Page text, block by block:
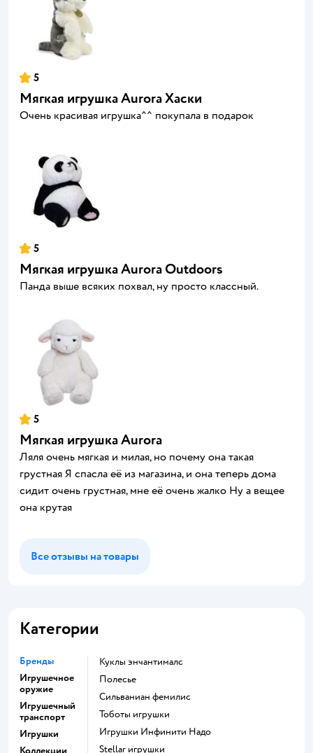
5
Мягкая игрушка Aurora Хаски
Очень красивая игрушка^^ покупала в подарок
5
Мягкая игрушка Aurora Outdoors
Панда выше всяких похвал, ну просто классный.
5
Мягкая игрушка Aurora
Ляля очень мягкая и милая, но почему она такая
грустная Я спасла её из магазина, и она теперь дома
сидит очень грустная, мне её очень жалко Ну а вещее
она крутая
Все отзывы на товары
Категории
Бренды
Игрушечное
оружие
Игрушечный
транспорт
Игрушки
Коллекции
Куклы энчантималс
Полесье
Сильваниан фемилис
Тоботы игрушки
Игрушки Инфинити Надо
Stellar игрушки